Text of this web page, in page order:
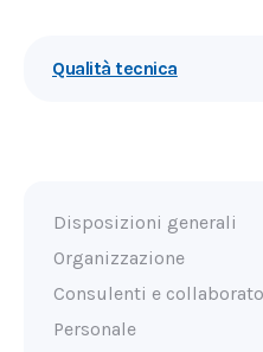
Qualità tecnica
Disposizioni generali
Organizzazione
Consulenti e
Personale